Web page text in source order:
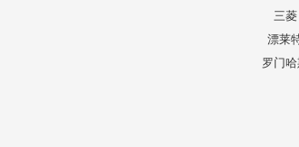
三菱
漂莱
罗门